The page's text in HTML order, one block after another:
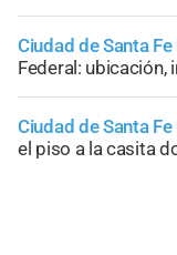
Ciudad de Santa Fe
Federal: ubicación,
Ciudad de Santa Fe
el piso a la casita